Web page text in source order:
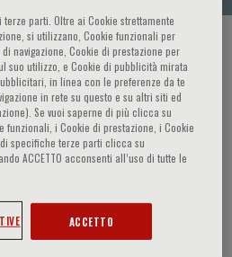
/ RELATORE
relatore
parti. Oltre ai Cookie strettamente
si utilizzano, Cookie funzionali per
navigazione, Cookie di prestazione per
suo utilizzo, e Cookie di pubblicità mirata
in linea con le preferenze da te
in rete su questo e su altri siti ed
Se vuoi saperne di più clicca su
funzionali, i Cookie di prestazione, i Cookie
specifiche terze parti clicca su
ACCETTO acconsenti all’uso di tutte le
ACCETTO